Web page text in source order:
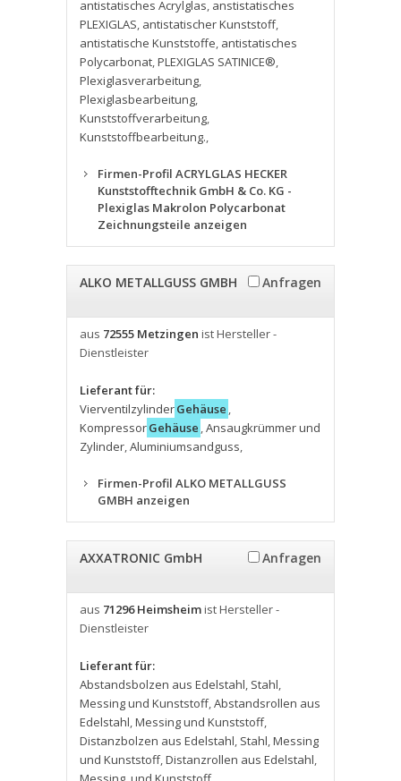
antistatisches Acrylglas, anstistatisches
PLEXIGLAS, antistatischer Kunststoff,
antistatische Kunststoffe, antistatisches
Polycarbonat,PLEXIGLAS SATINICE®,
Plexiglasverarbeitung,
Plexiglasbearbeitung,
Kunststoffverarbeitung,
Kunststoffbearbeitung.,
Firmen-Profil ACRYLGLAS HECKER
Kunststofftechnik GmbH & Co. KG -
Plexiglas Makrolon Polycarbonat
Zeichnungsteile anzeigen
ALKO METALLGUSS GMBH Anfragen
aus 72555 Metzingen ist Hersteller -
Dienstleister
Lieferant für:
VierventilzylinderGehäuse ,
KompressorGehäuse ,Ansaugkrümmer und
Zylinder,Aluminiumsandguss,
Firmen-Profil ALKO METALLGUSS
GMBH anzeigen
AXXATRONIC GmbH Anfragen
aus 71296 Heimsheimist Hersteller -
Dienstleister
Lieferant für:
Abstandsbolzen aus Edelstahl, Stahl,
Messing und Kunststoff,Abstandsrollen aus
Edelstahl,Messing und Kunststoff,
Distanzbolzen aus Edelstahl, Stahl,Messing
und Kunststoff,Distanzrollen aus Edelstahl,